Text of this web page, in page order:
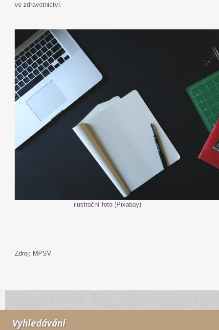
ve zdravotnictví.
ilustrační foto (Pixabay)
Zdroj: MPSV
Vyhledávání